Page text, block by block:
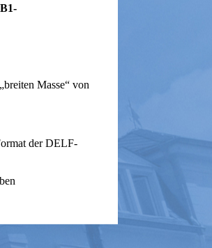
Masse“ von
der DELF-